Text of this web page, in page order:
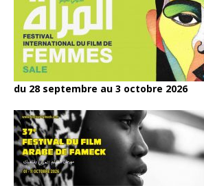
du 28 septembre au 3 octobre 2026